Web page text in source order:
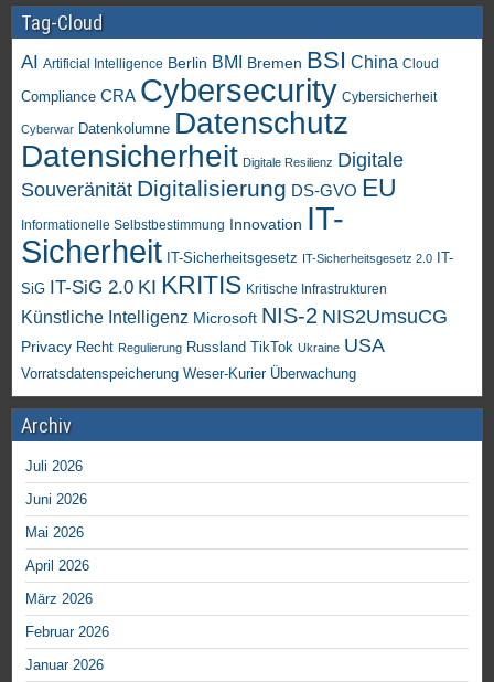
Tag-Cloud
AI Artificial Intelligence Berlin BMI Bremen BSI China Cloud
Compliance CRA Cybersecurity Cybersicherheit
Cyberwar Datenkolumne Datenschutz
Datensicherheit Digitale Resilienz Digitale
Souveränität Digitalisierung DS-GVO EU
Informationelle Selbstbestimmung Innovation IT-
Sicherheit IT-Sicherheitsgesetz IT-Sicherheitsgesetz 2.0
IT-
SiG IT-SiG 2.0 KI KRITIS Kritische Infrastrukturen
Künstliche Intelligenz Microsoft NIS-2 NIS2UmsuCG
Privacy Recht Regulierung Russland TikTok Ukraine USA
Vorratsdatenspeicherung Weser-Kurier Überwachung
Archiv
Juli 2026
Juni 2026
Mai 2026
April 2026
März 2026
Februar 2026
Januar 2026